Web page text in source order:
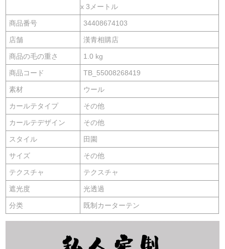
x 3メートル
商品番号 34408674103
店舗 漢青相購店
商品の毛の重さ 1.0 kg
商品コード TB_55008268419
素材 ウール
カールテタイプ その他
カールテデザイン その他
スタイル 田園
サイズ その他
テクスチャ テクスチャ
遮光度 光透過
分类 既制カーターテン